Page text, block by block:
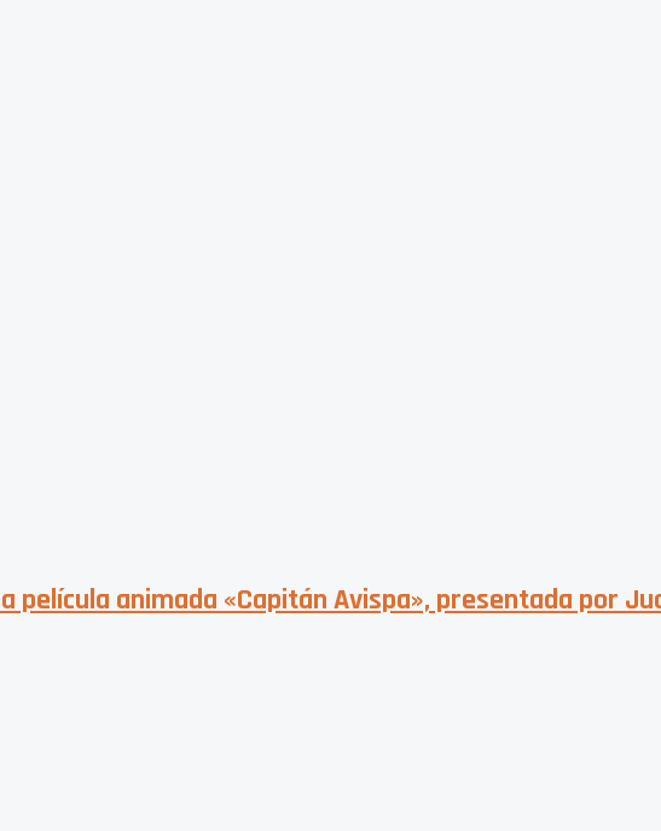
película animada «Capitán Avispa», presentada por